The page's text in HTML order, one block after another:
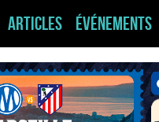
Articles Événements